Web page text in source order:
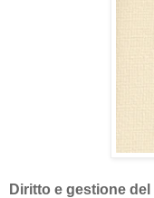
Diritto e gestione